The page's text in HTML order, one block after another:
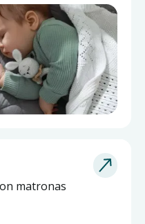
y actualizada
matronas